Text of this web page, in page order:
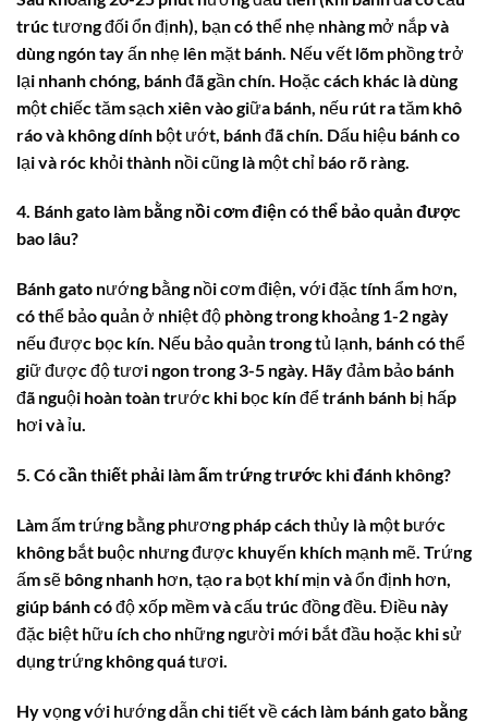
trúc tương đối ổn định), bạn có thể nhẹ nhàng mở nắp và
dùng ngón tay ấn nhẹ lên mặt bánh. Nếu vết lõm phồng trở
lại nhanh chóng, bánh đã gần chín. Hoặc cách khác là dùng
một chiếc tăm sạch xiên vào giữa bánh, nếu rút ra tăm khô
ráo và không dính bột ướt, bánh đã chín. Dấu hiệu bánh co
lại và róc khỏi thành nồi cũng là một chỉ báo rõ ràng.
4. Bánh gato làm bằng nồi cơm điện có thể bảo quản được
bao lâu?
Bánh gato nướng bằng nồi cơm điện, với đặc tính ẩm hơn,
có thể bảo quản ở nhiệt độ phòng trong khoảng 1-2 ngày
nếu được bọc kín. Nếu bảo quản trong tủ lạnh, bánh có thể
giữ được độ tươi ngon trong 3-5 ngày. Hãy đảm bảo bánh
đã nguội hoàn toàn trước khi bọc kín để tránh bánh bị hấp
hơi và ỉu.
5. Có cần thiết phải làm ấm trứng trước khi đánh không?
Làm ấm trứng bằng phương pháp cách thủy là một bước
không bắt buộc nhưng được khuyến khích mạnh mẽ. Trứng
ấm sẽ bông nhanh hơn, tạo ra bọt khí mịn và ổn định hơn,
giúp bánh có độ xốp mềm và cấu trúc đồng đều. Điều này
đặc biệt hữu ích cho những người mới bắt đầu hoặc khi sử
dụng trứng không quá tươi.
Hy vọng với hướng dẫn chi tiết vềcách làm bánh gato bằng